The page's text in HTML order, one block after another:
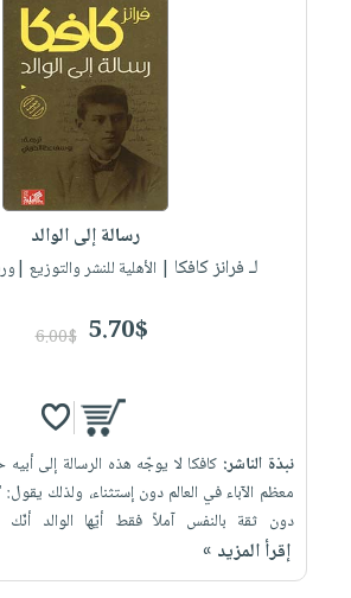
رسالة إلى الوالد
لـ فرانز كافكا | الأهلية للنشر والتوزيع
5.70$
6.00$
نبذة الناشر: كافكا لا يوجّه هذه الرسالة إلى
معظم الآباء في العالم دون إستثناء، ولذلك يقول:
دون ثقة بالنفس آملاً فقط أيّها الوالد
إقرأ المزيد »